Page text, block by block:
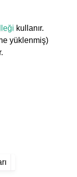
kullanır.
yüklenmiş)